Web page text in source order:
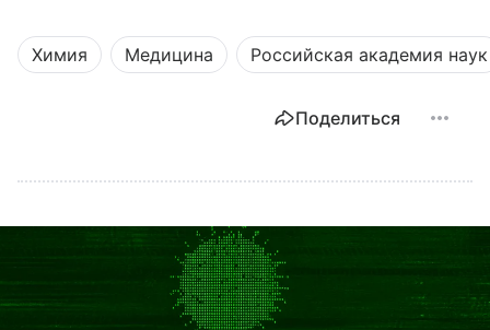
Химия Медицина Российская академия наук
Поделиться